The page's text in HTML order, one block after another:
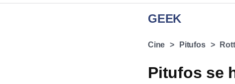
GEEK
Cine Pitufos
Pitufos se